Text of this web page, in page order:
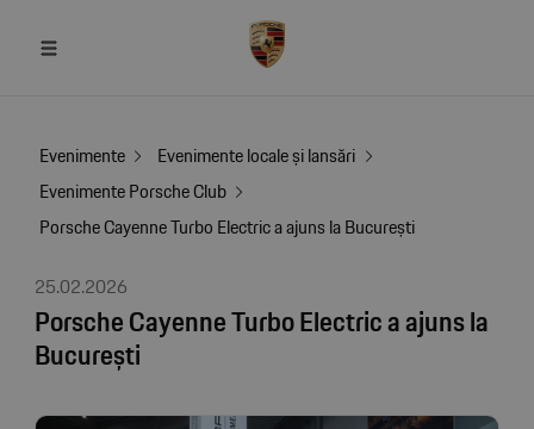
Evenimente
Evenimente locale și lansări
Evenimente Porsche Club
Porsche Cayenne Turbo Electric a ajuns la București
25.02.2026
Porsche Cayenne Turbo Electric a ajuns la
București